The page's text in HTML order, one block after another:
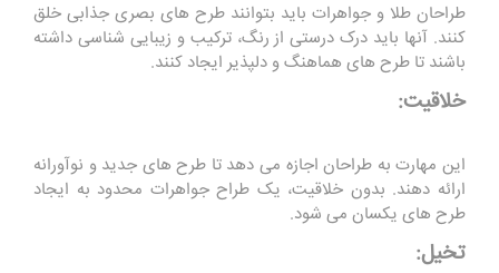
طراحان طلا و جواهرات باید بتوانند طرح های بصری جذابی خلق
کنند. آنها باید درک درستی از رنگ، ترکیب و زیبایی شناسی داشته
باشند تا طرح های هماهنگ و دلپذیر ایجاد کنند.
خلاقیت:
این مهارت به طراحان اجازه می دهد تا طرح های جدید و نوآورانه
ارائه دهند. بدون خلاقیت، یک طراح جواهرات محدود به ایجاد
طرح های یکسان می شود.
تخیل: